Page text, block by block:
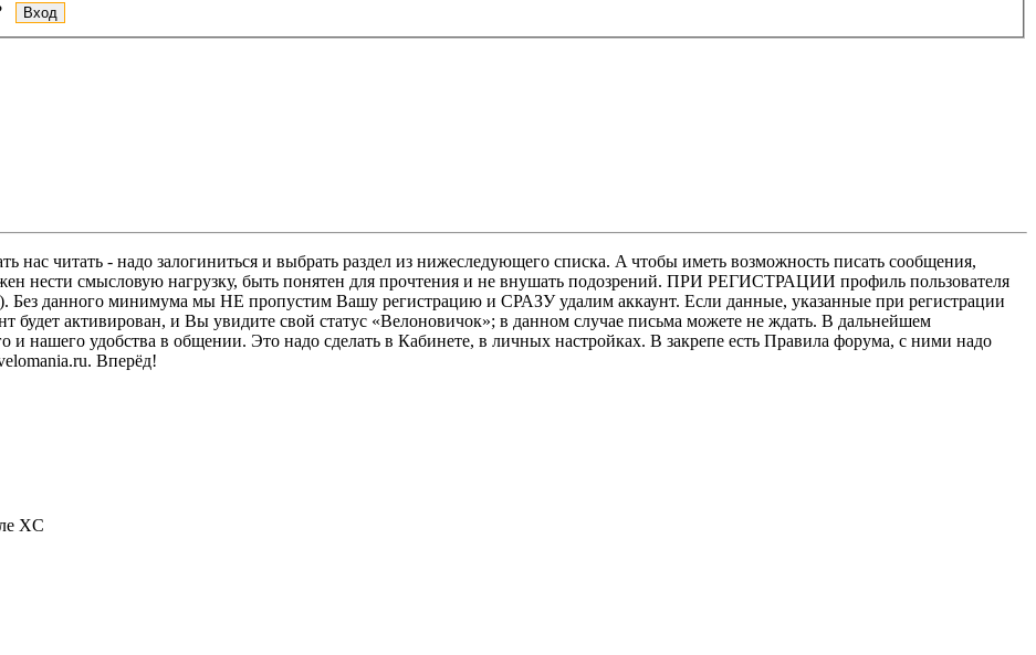
нас читать - надо залогиниться и выбрать раздел из нижеследующего списка. A чтобы иметь возможность писать сообщения,
нести смысловую нагрузку, быть понятен для прочтения и не внушать подозрений. ПРИ РЕГИСТРАЦИИ профиль пользователя
Без данного минимума мы НЕ пропустим Вашу регистрацию и СРАЗУ удалим аккаунт. Если данные, указанные при регистрации
будет активирован, и Вы увидите свой статус «Велоновичок»; в данном случае письма можете не ждать. В дальнейшем
и нашего удобства в общении. Это надо сделать в Кабинете, в личных настройках. В закрепе есть Правила форума, с ними надо
Вперёд!
XC